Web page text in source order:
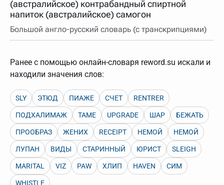
(австралийское) контрабандный спиртной
напиток (австралийское) самогон
Большой англо-русский словарь (с транскрипциями)
Ранее с помощью онлайн-словаря reword.su искали и
находили значения слов:
SLY ЭТЮД ПИАЖЕ СЧЕТ RENTRER
ПОДХАЛИМАЖ TAME UPGRADE ШАР БЕЖАТЬ
ПРООБРАЗ ЖЕНИХ RECEIPT НЕМОЙ НЕМОЙ
ЛУПАН ВИДЫ СТАРИННЫЙ ЮРИСТ SLEIGH
MARITAL VIZ PAW ХЛИП HAVEN СИМ
WHISTLE